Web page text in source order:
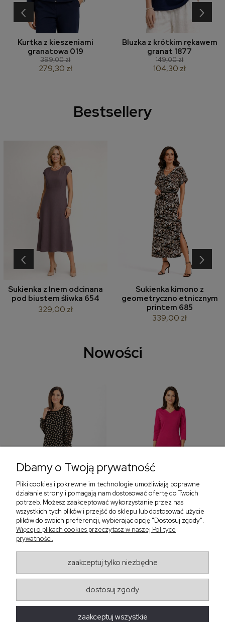
Kurtka z kieszeniami
granatowa 019
399,00 zł
279,30 zł
Bluzka z krótkim rękawem
granat 1877
149,00 zł
104,30 zł
‹ ›
Bestsellery
Sukienka z lnem odcinana
pod biustem śliwka 654
329,00 zł
Sukienka kimono z
geometryczno etnicznym
printem 685
339,00 zł
‹ ›
Nowości
Sukienka z falbaną i
bufiastym rękawem w
405,30 zł
Sukienka z dekoltem w
299,00 zł
‹
Regulaminy
Dbamy o Twoją prywatność
Pliki cookies i pokrewne im technologie umożliwiają poprawne
działanie strony i pomagają nam dostosować ofertę do Twoich
potrzeb. Możesz zaakceptować wykorzystanie przez nas
wszystkich tych plików i przejść do sklepu lub dostosować użycie
plików do swoich preferencji, wybierając opcję "Dostosuj zgody".
Więcej o plikach cookies przeczytasz w naszej Polityce
prywatności.
zaakceptuj tylko niezbędne
dostosuj zgody
zaakceptuj wszystkie